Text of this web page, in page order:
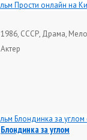
1986, СССР, Драма,
Актер
Блондинка за углом